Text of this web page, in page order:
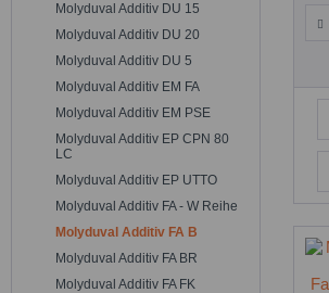
Molyduval Additiv DU 15
Molyduval Additiv DU 20
Molyduval Additiv DU 5
Molyduval Additiv EM FA
Molyduval Additiv EM PSE
Molyduval Additiv EP CPN 80
LC
Molyduval Additiv EP UTTO
Molyduval Additiv FA - W Reihe
Molyduval Additiv FA B
Molyduval Additiv FA BR
Molyduval Additiv FA FK